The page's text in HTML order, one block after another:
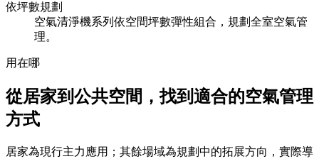
依坪數規劃
空氣清淨機系列依空間坪數彈性組合，規劃全室空氣管
理。
用在哪
從居家到公共空間，找到適合的空氣管理
方式
居家為現行主力應用；其餘場域為規劃中的拓展方向，實際導